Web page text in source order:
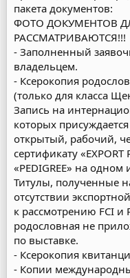
пакета документов:
ФОТО ДОКУМЕНТОВ
РАССМАТРИВАЮТСЯ!!!
- Заполненный
владельцем.
- Ксерокопия
(только для класса
Запись на
которых
открытый, рабочий,
сертификату
«PEDIGREE» на одном
Титулы, полученные
отсутствии
к рассмотрению FCI и
родословная не
по выставке.
- Ксерокопия
- Копии